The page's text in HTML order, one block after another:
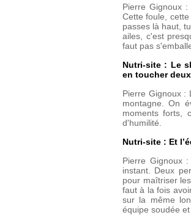
Pierre Gignoux
Cette foule,
passes là haut,
ailes, c'est
faut pas
Nutri-site : Le
en toucher
Pierre Gignoux :
montagne. On
moments forts,
d'humilité.
Nutri-site : Et
Pierre Gignoux
instant. Deux
pour maîtriser
faut à la fois
sur la même
équipe soudée et